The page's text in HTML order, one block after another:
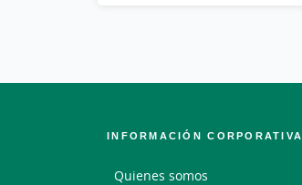
INFORMACIÓN CORPORATIVA
Quienes somos